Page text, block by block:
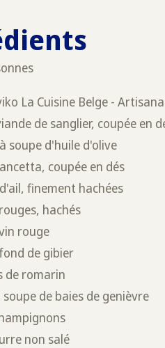
La Cuisine Belge -
de sanglier, coupée en
soupe d'huile d'olive
coupée en dés
finement hachées
hachés
rouge
de gibier
de romarin
de baies de genièvre
non salé